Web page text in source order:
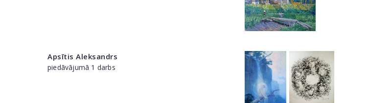
Apsītis Aleksandrs
piedāvājumā 1 darbs